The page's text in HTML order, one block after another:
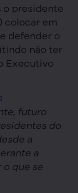
o presidente
colocar em
defender o
não ter
Executivo
futuro
do
a
a
que se